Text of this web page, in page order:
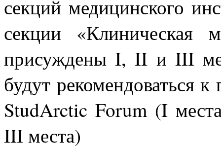
секций медицинского
секции «Клиническая
присуждены I, II и III
будут рекомендоваться
StudArctic Forum (I
III места)